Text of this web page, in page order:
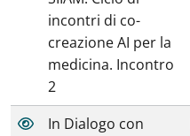
incontri di co-
creazione AI per la
medicina. Incontro
2
In Dialogo con